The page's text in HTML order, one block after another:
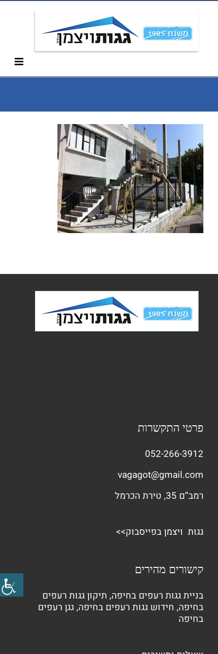
Skip
content
פרטי התקשרות
052-266-3912
vagagot@gmail.com
רמב”ם 35, טירת הכרמל
גגות ויצמן בפייסבוק>>
קישורים מהירים
בניית גגות רעפים בחיפה, תיקון גגות רעפים
בחיפה, חידוש גגות רעפים בחיפה,גגן רעפים
בחיפה